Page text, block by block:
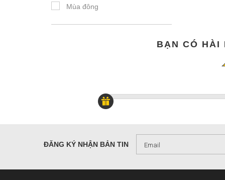
Công tác
Mùa đông
BẠN CÓ HÀI
ĐĂNG KÝ NHẬN BẢN TIN